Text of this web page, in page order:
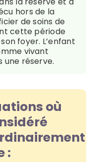
hors de la
de soins de
cette période
foyer. L’enfant
vivant
une réserve.
où
: